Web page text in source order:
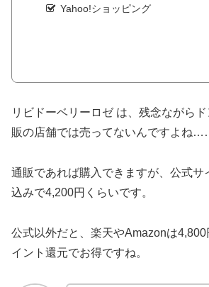
Yahoo!ショッピング
リビドーベリーロゼ は、残念ながら
販の店舗では売ってないんですよね
通販であれば購入できますが、公式サ
込みで4,200円くらいです。
公式以外だと、楽天やAmazonは
イント還元でお得ですね。